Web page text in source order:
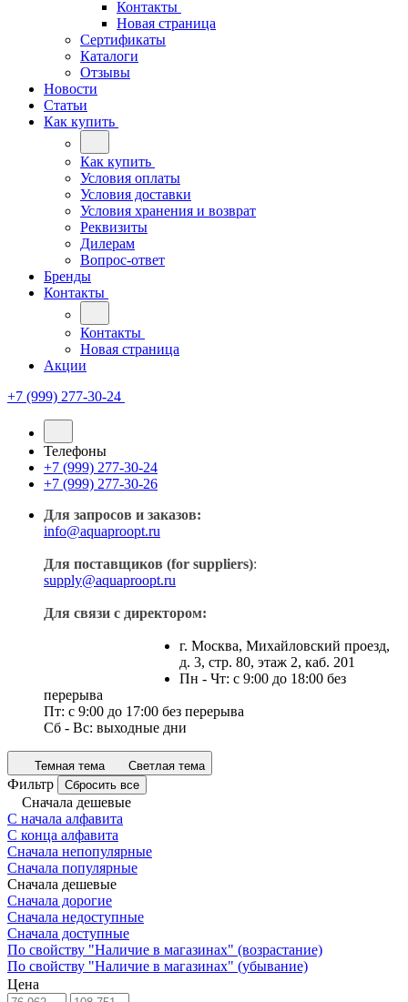
Контакты
Новая страница
Сертификаты
Каталоги
Отзывы
Новости
Статьи
Как купить
Как купить
Условия оплаты
Условия доставки
Условия хранения и возврат
Реквизиты
Дилерам
Вопрос-ответ
Бренды
Контакты
Контакты
Новая страница
Акции
+7 (999) 277-30-24
Телефоны
+7 (999) 277-30-24
+7 (999) 277-30-26
Для запросов и заказов:
info@aquaproopt.ru
Для поставщиков (for suppliers):
supply@aquaproopt.ru
Для связи с директором:
г. Москва, Михайловский проезд,
д. 3, стр. 80, этаж 2, каб. 201
Пн - Чт: с 9:00 до 18:00 без
перерыва
Пт: с 9:00 до 17:00 без перерыва
Сб - Вс: выходные дни
Темная тема Светлая тема
Фильтр Сбросить все
Сначала дешевые
С начала алфавита
С конца алфавита
Сначала непопулярные
Сначала популярные
Сначала дешевые
Сначала дорогие
Сначала недоступные
Сначала доступные
По свойству "Наличие в магазинах" (возрастание)
По свойству "Наличие в магазинах" (убывание)
Цена